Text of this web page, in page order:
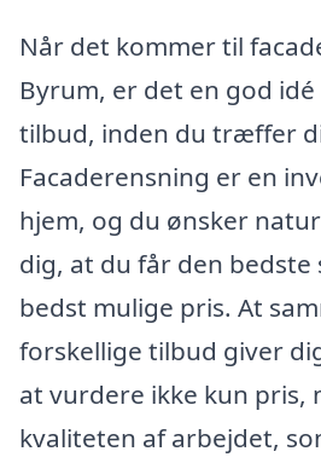
Når det kommer til
Byrum, er det en god
tilbud, inden du træffer
Facaderensning er en
hjem, og du ønsker
dig, at du får den bedste
bedst mulige pris. At
forskellige tilbud giver
at vurdere ikke kun pris,
kvaliteten af arbejdet,